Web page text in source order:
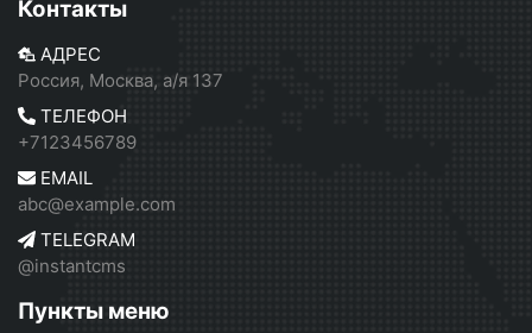
Контакты
АДРЕС
Россия, Москва, а/я 137
ТЕЛЕФОН
+7123456789
EMAIL
abc@example.com
TELEGRAM
@instantcms
Пункты меню